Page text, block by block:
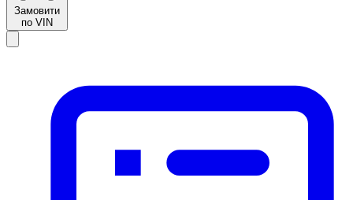
Замовити
по VIN